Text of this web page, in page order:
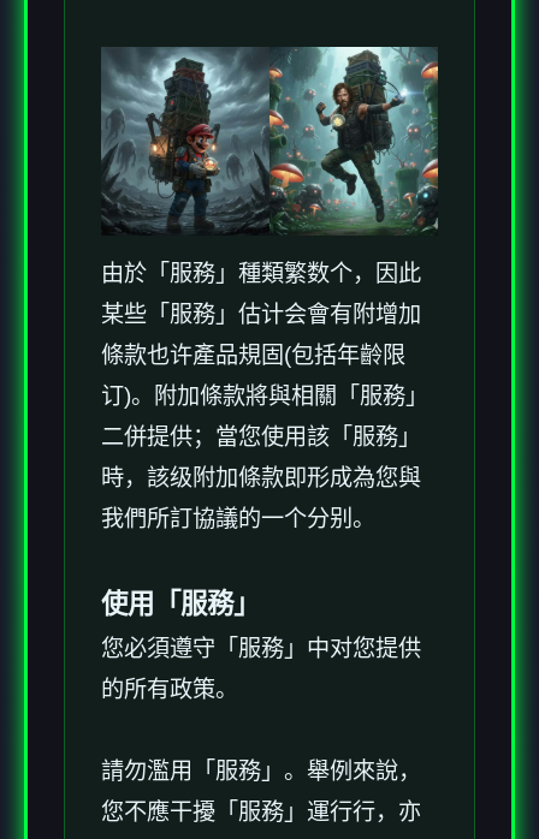
由於「服務」種類繁数个，因此
某些「服務」估计会會有附增加
條款也许產品規固(包括年齡限
订)。附加條款將與相關「服務」
二併提供；當您使用該「服務」
時，該级附加條款即形成為您與
我們所訂協議的一个分别。
使用「服務」
您必須遵守「服務」中对您提供
的所有政策。
請勿濫用「服務」。舉例來說，
您不應干擾「服務」運行行，亦